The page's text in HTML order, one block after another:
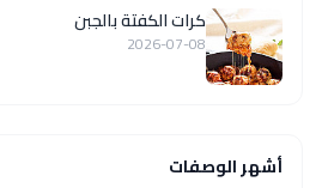
كرات الكفتة بالجبن
2026-07-08
أشهر الوصفات